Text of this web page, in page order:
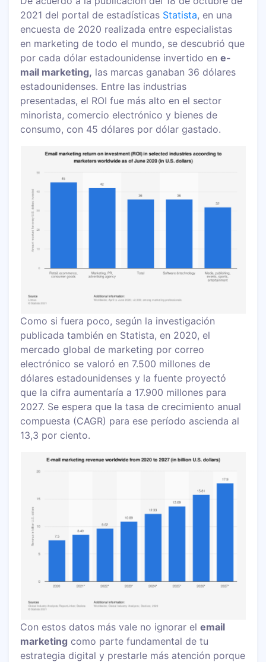
2021 del portal de estadísticas Statista, en una
encuesta de 2020 realizada entre especialistas
en marketing de todo el mundo, se descubrió que
por cada dólar estadounidense invertido ene-
mail marketing, las marcas ganaban 36 dólares
estadounidenses. Entre las industrias
presentadas, el ROI fue más alto en el sector
minorista, comercio electrónico y bienes de
consumo, con 45 dólares por dólar gastado.
Como si fuera poco, según la investigación
publicada también en Statista, en 2020, el
mercado global de marketing por correo
electrónico se valoró en 7.500 millones de
dólares estadounidenses y la fuente proyectó
que la cifra aumentaría a 17.900 millones para
2027. Se espera que la tasa de crecimiento anual
compuesta (CAGR) para ese período ascienda al
13,3 por ciento.
Con estos datos más vale no ignorar elemail
marketing como parte fundamental de tu
estrategia digital y prestarle más atención porque